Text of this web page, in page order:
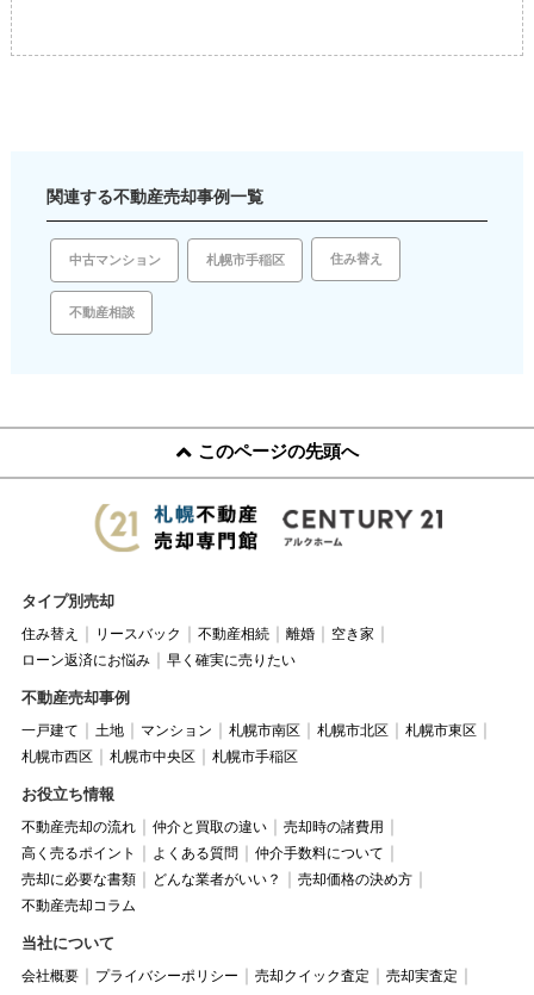
関連する不動産売却事例一覧
中古マンション 札幌市手稲区 住み替え
不動産相談
このページの先頭へ
タイプ別売却
住み替え リースバック 不動産相続 離婚
空き家
ローン返済にお悩み
早く確実に売りたい
不動産売却事例
一戸建て 土地 マンション 札幌市南区 札幌市北区
札幌市東区
札幌市西区
札幌市中央区 札幌市手稲区
お役立ち情報
不動産売却の流れ 仲介と買取の違い
売却時の諸費用
高く売るポイント
よくある質問
仲介手数料について
売却に必要な書類
どんな業者がいい？
売却価格の決め方
不動産売却コラム
当社について
会社概要 プライバシーポリシー 売却クイック査定
売却実査定